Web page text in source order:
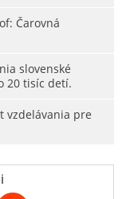
Čarovná
slovenské
20 tisíc detí.
vzdelávania pre